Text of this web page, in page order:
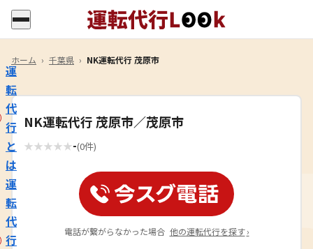
運
転
代
行
と
は
運
転
代
行
ホーム › 千葉県 › NK運転代行 茂原市
NK運転代行 茂原市／茂原市
★★★★★-(0件)
電話が繋がらなかった場合 他の運転代行を探す ›